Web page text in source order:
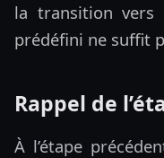
la transition vers
prédéfini ne suffit
Rappel de
À l’étape